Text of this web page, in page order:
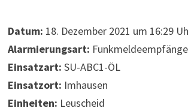
Datum: 18. Dezember 2021 um 16:29
Alarmierungsart:
Einsatzart: SU-ABC1-ÖL
Einsatzort: Imhausen
Einheiten: Leuscheid